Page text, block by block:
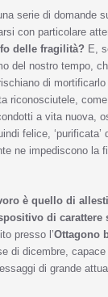
serie di domande
con particolare
delle fragilità? E,
del nostro tempo,
di
riconosciutele,
a vita nuova,
felice, ‘purificata’
ne impediscono la
è quello di
di carattere
presso l’Ottagono
di dicembre,
di grande